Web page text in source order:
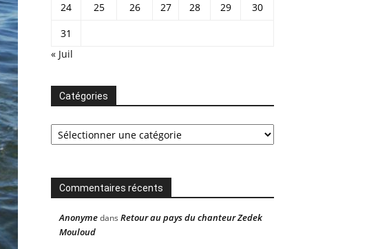
24
25 26 27 28 29
30
31
« Juil
Catégories
Catégories
Commentaires récents
Anonymedans Retour au pays du chanteur Zedek
Mouloud